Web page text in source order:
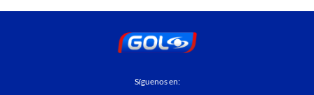
Síguenos en: